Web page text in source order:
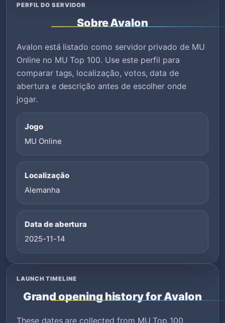
PERFIL DO SERVIDOR
Sobre Avalon
Avalon está listado como servidor privado de MU
Online no MU Top 100. Use este perfil para
comparar tags, localização, votos, data de
abertura e descrição antes de escolher onde
jogar.
Jogo
MU Online
Localização
Alemanha
Data de abertura
2025-11-14
LAUNCH TIMELINE
Grand opening history for Avalon
These dates are collected from MU Top 100